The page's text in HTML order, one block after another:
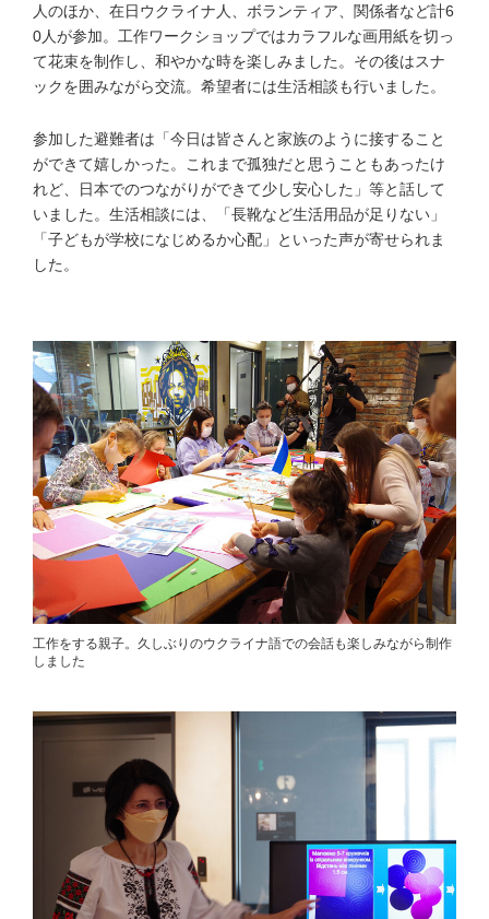
人のほか、在日ウクライナ人、ボランティア、関係者など計6
0人が参加。工作ワークショップではカラフルな画用紙を切っ
て花束を制作し、和やかな時を楽しみました。その後はスナ
ックを囲みながら交流。希望者には生活相談も行いました。
参加した避難者は「今日は皆さんと家族のように接すること
ができて嬉しかった。これまで孤独だと思うこともあったけ
れど、日本でのつながりができて少し安心した」等と話して
いました。生活相談には、「長靴など生活用品が足りない」
「子どもが学校になじめるか心配」といった声が寄せられま
した。
工作をする親子。久しぶりのウクライナ語での会話も楽しみながら制作
しました